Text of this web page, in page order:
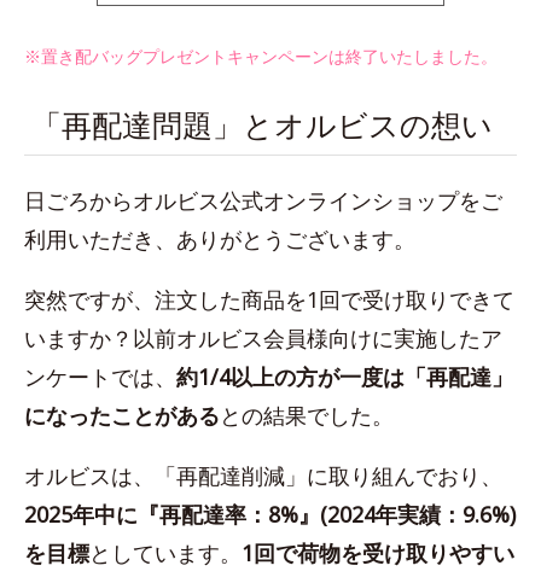
※置き配バッグプレゼントキャンペーンは終了いたしました。
「再配達問題」とオルビスの想い
日ごろからオルビス公式オンラインショップをご
利用いただき、ありがとうございます。
突然ですが、注文した商品を1回で受け取りできて
いますか？以前オルビス会員様向けに実施したア
ンケートでは、 約1/4以上の方が一度は「再配達」
になったことがあるとの結果でした。
オルビスは、「再配達削減」に取り組んでおり、
2025年中に『再配達率：8%』(2024年実績：9.6%)
を目標としています。 1回で荷物を受け取りやすい